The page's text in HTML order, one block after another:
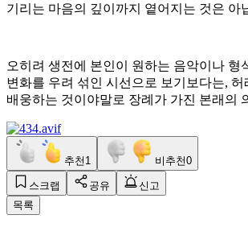
기리는 마음의 깊이까지 옅어지는 것은 아
오히려 생전에 본인이 원하는 음악이나
변화를 우려 섞인 시선으로 보기보다는,
배웅하는 것이야말로 장례가 가진 본래의
추천 1 비추천0
스크랩 공유
신고
목록